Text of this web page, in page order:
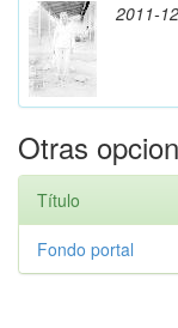
2011-
Otras
Título
Fondo portal